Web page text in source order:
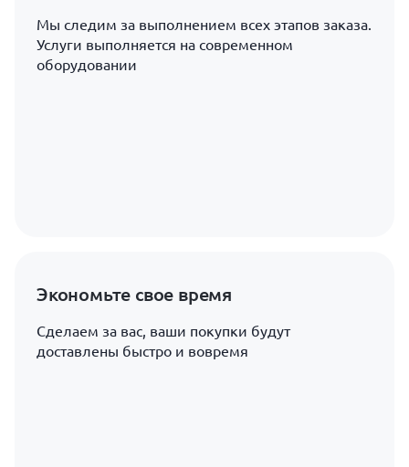
Мы следим за выполнением всех этапов заказа.
Услуги выполняется на современном
оборудовании
Экономьте свое время
Сделаем за вас, ваши покупки будут
доставлены быстро и вовремя